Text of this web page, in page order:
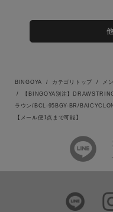
BINGOYA カテゴリトップ
メ
【BINGOYA別注】
ラウン/BCL-95BGY-BR/
【メール便1点まで可能】